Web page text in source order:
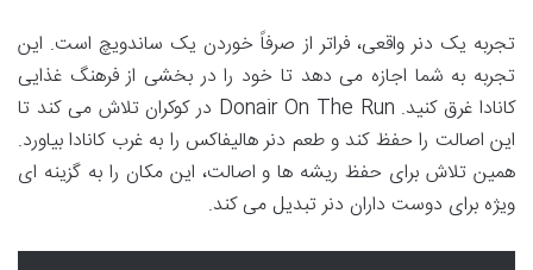
تجربه یک دنر واقعی، فراتر از صرفاً خوردن یک ساندویچ است. این
تجربه به شما اجازه می دهد تا خود را در بخشی از فرهنگ غذایی
کانادا غرق کنید. Donair On The Run در کوکران تلاش می کند تا
این اصالت را حفظ کند و طعم دنر هالیفاکس را به غرب کانادا بیاورد.
همین تلاش برای حفظ ریشه ها و اصالت، این مکان را به گزینه ای
ویژه برای دوست داران دنر تبدیل می کند.